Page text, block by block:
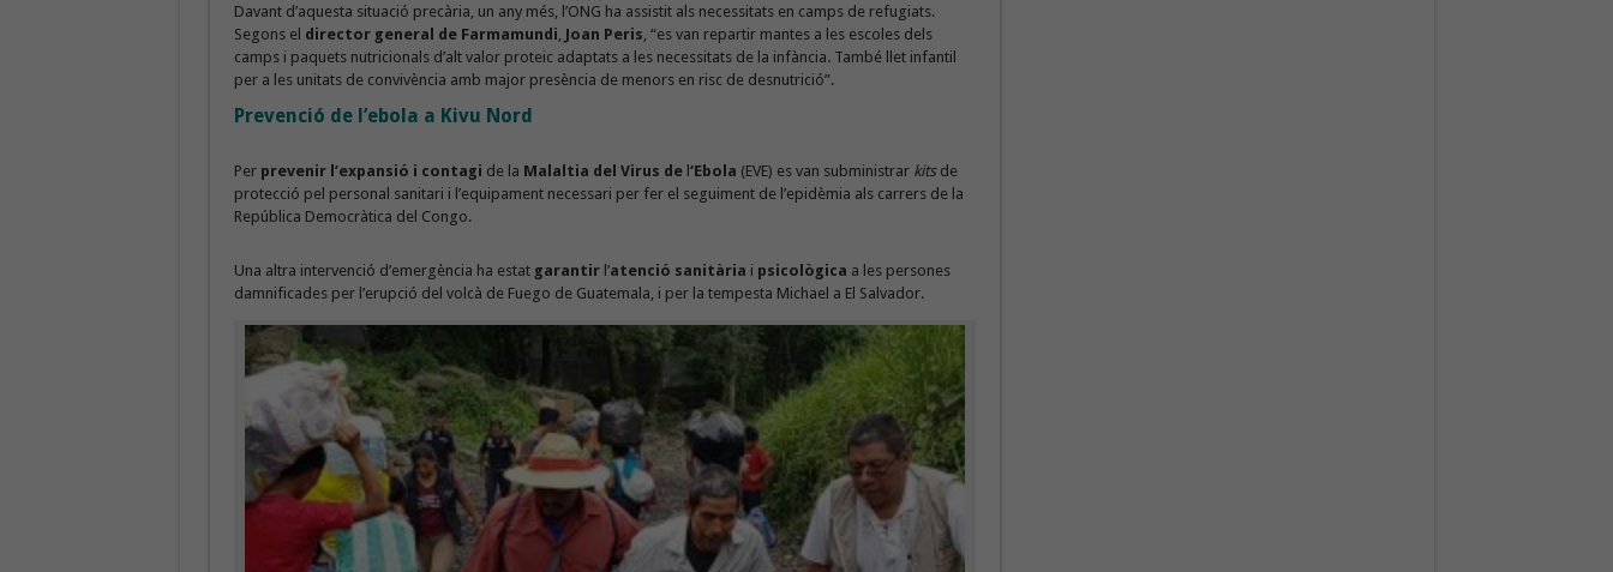
Davant d’aquesta situació precària, un any més, l’ONG ha assistit als necessitats en camps de refugiats.
Segons el director general de Farmamundi Joan Peris , “es van repartir mantes a les escoles dels
camps i paquets nutricionals d’alt valor proteic adaptats a les necessitats de la infància. També llet infantil
per a les unitats de convivència amb major presència de menors en risc de desnutrició”.
Prevenció de l’ebola a Kivu Nord
Per prevenir l’expansió i contagi de la Malaltia del Virus del‘Ebola (EVE) es van subministrar kits de
protecció pel personal sanitari i l’equipament necessari per fer el seguiment de l’epidèmia als carrers de la
República Democràtica del Congo.
Una altra intervenció d’emergència ha estat garantirl’atenció sanitària i psicològica a les persones
damnificades per l’erupció del volcà de Fuego de Guatemala, i per la tempesta Michael a El Salvador.